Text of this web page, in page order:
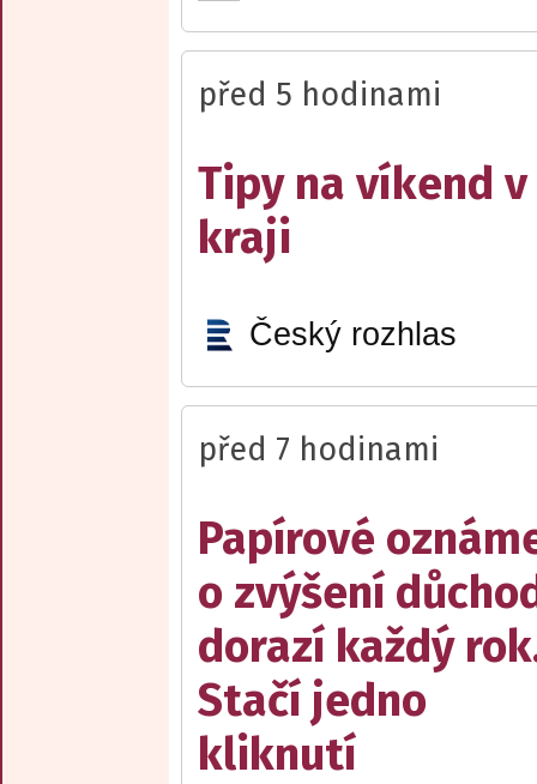
před 5 hodinami
Tipy na víkend
kraji
Český rozhlas
před 7 hodinami
Papírové
o zvýšení
dorazí každý
Stačí jedno
kliknutí